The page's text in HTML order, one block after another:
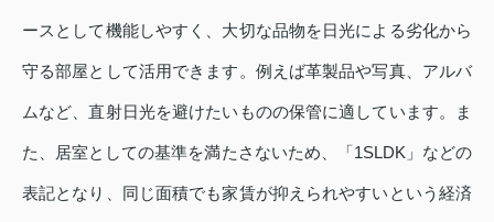
ースとして機能しやすく、大切な品物を日光による劣化から
守る部屋として活用できます。例えば革製品や写真、アルバ
ムなど、直射日光を避けたいものの保管に適しています。ま
た、居室としての基準を満たさないため、「1SLDK」などの
表記となり、同じ面積でも家賃が抑えられやすいという経済